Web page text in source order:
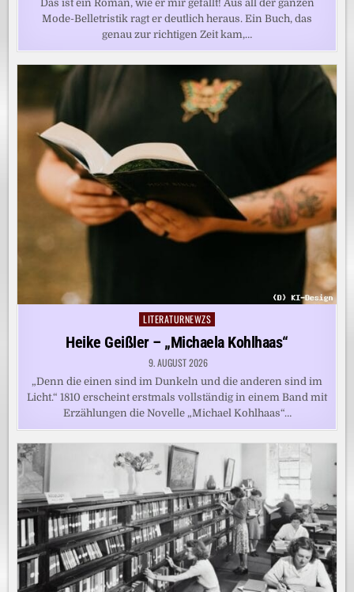
Das ist ein Roman, wie er mir gefällt! Aus all der ganzen
Mode-Belletristik ragt er deutlich heraus. Ein Buch, das
genau zur richtigen Zeit kam,…
Posted
LITERATURNEWZS
Heike Geißler – „Michaela Kohlhaas“
9. AUGUST 2026
„Denn die einen sind im Dunkeln und die anderen sind im
Licht.“ 1810 erscheint erstmals vollständig in einem Band mit
Erzählungen die Novelle „Michael Kohlhaas“…